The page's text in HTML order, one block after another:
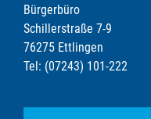
Bürgerbüro
Schillerstraße 7-9
76275 Ettlingen
Tel: (07243) 101-222